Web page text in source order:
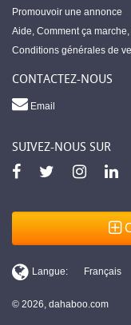
Promouvoir une annonce
Aide, Comment ça marche,
Conditions générales de
CONTACTEZ-NOUS
Email
SUIVEZ-NOUS SUR
© 2026, dahaboo.com